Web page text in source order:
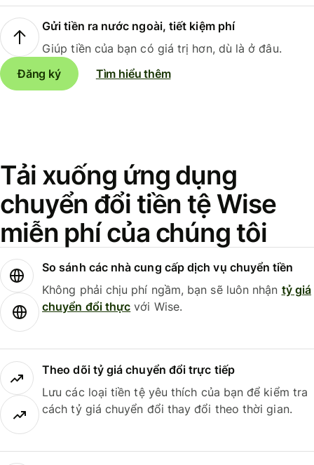
Gửi tiền ra nước ngoài, tiết kiệm phí
Giúp tiền của bạn có giá trị hơn, dù là ở đâu.
Đăng ký
Tìm hiểu thêm
Tải xuống ứng dụng
chuyển đổi tiền tệ Wise
miễn phí của chúng tôi
So sánh các nhà cung cấp dịch vụ chuyển tiền
Không phải chịu phí ngầm, bạn sẽ luôn nhận tỷ giá
chuyển đổi thực với Wise.
Theo dõi tỷ giá chuyển đổi trực tiếp
Lưu các loại tiền tệ yêu thích của bạn để kiểm tra
cách tỷ giá chuyển đổi thay đổi theo thời gian.